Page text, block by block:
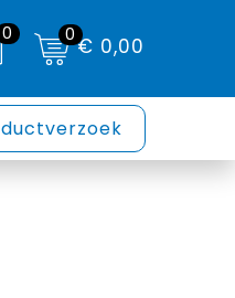
0 0€ 0,00